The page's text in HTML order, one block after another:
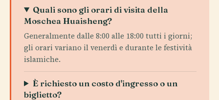
Quali sono gli orari di visita della
Moschea Huaisheng?
Generalmente dalle 8:00 alle 18:00 tutti i giorni;
gli orari variano il venerdì e durante le festività
islamiche.
È richiesto un costo d'ingresso o un
biglietto?